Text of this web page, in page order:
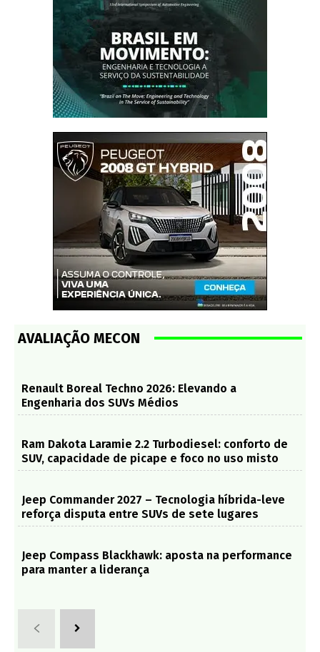
AVALIAÇÃO MECON
Renault Boreal Techno 2026: Elevando a
Engenharia dos SUVs Médios
Ram Dakota Laramie 2.2 Turbodiesel: conforto de
SUV, capacidade de picape e foco no uso misto
Jeep Commander 2027 – Tecnologia híbrida-leve
reforça disputa entre SUVs de sete lugares
Jeep Compass Blackhawk: aposta na performance
para manter a liderança